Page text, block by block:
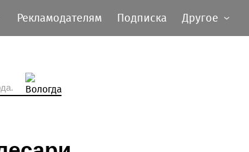
Рекламодателям Подписка Другое